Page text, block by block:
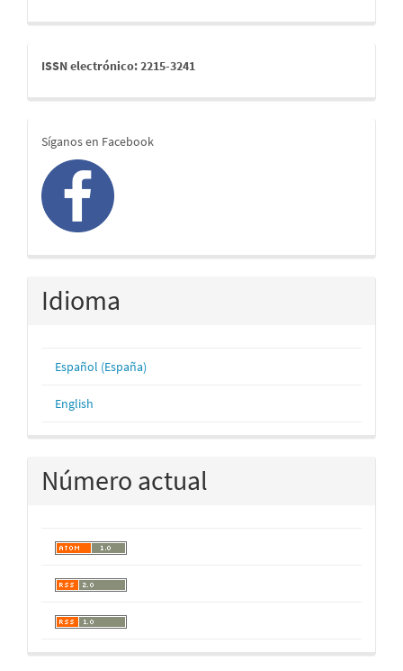
issn
ISSN electrónico: 2215-3241
redes
Síganos en Facebook
Idioma
Español (España)
English
Número actual